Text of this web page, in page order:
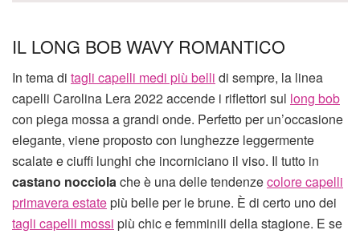
IL LONG BOB WAVY ROMANTICO
In tema di tagli capelli medi più belli di sempre, la linea
capelli Carolina Lera 2022 accende i riflettori sul long bob
con piega mossa a grandi onde. Perfetto per un’occasione
elegante, viene proposto con lunghezze leggermente
scalate e ciuffi lunghi che incorniciano il viso. Il tutto in
castano nocciolache è una delle tendenzecolore capelli
primavera estatepiù belle per le brune. È di certo uno dei
tagli capelli mossi più chic e femminili della stagione. E se